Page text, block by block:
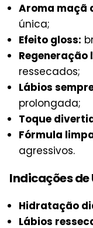
Aroma maçã
única;
Efeito gloss:
Regeneração
ressecados;
Lábios
prolongada;
Toque
Fórmula
agressivos.
Indicações de
Hidratação
Lábios